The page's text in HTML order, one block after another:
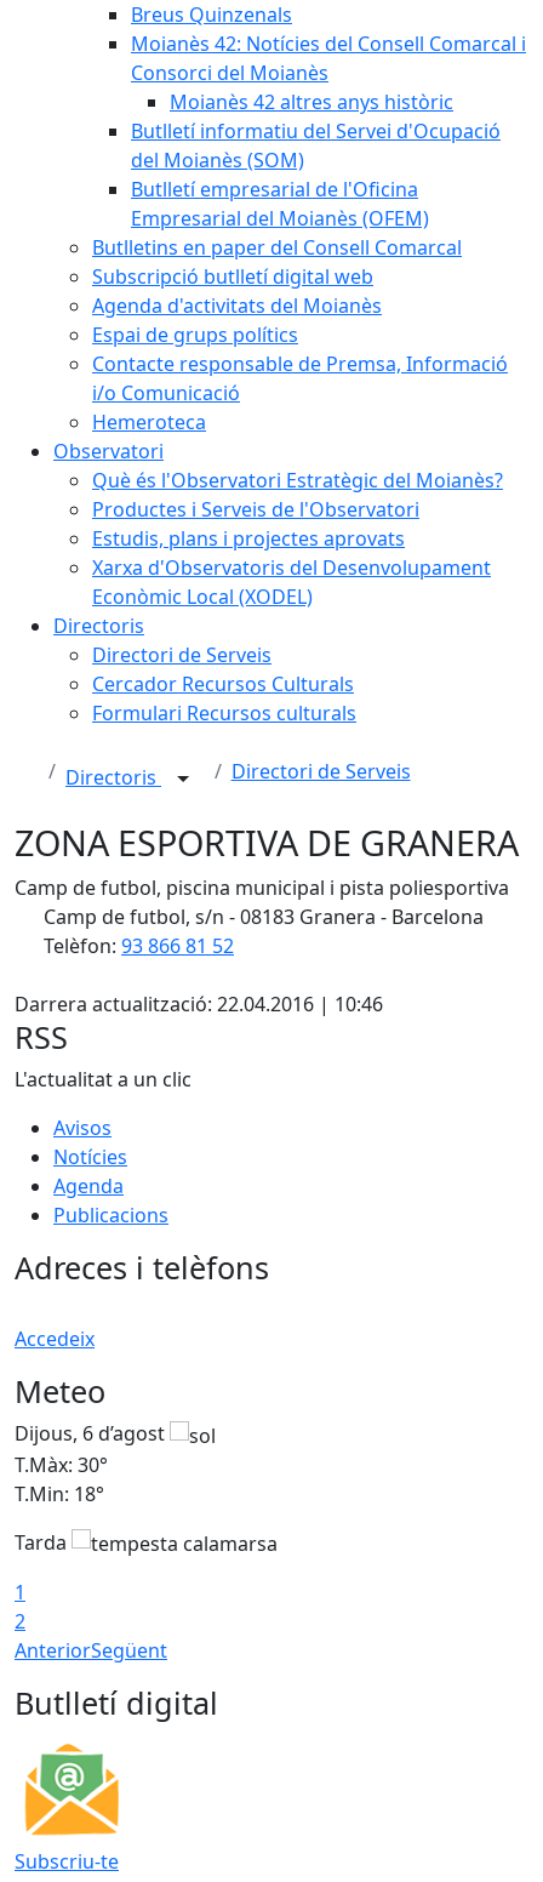
Breus Quinzenals
Moianès 42: Notícies del Consell Comarcal i
Consorci del Moianès
Moianès 42 altres anys històric
Butlletí informatiu del Servei d'Ocupació
del Moianès (SOM)
Butlletí empresarial de l'Oficina
Empresarial del Moianès (OFEM)
Butlletins en paper del Consell Comarcal
Subscripció butlletí digital web
Agenda d'activitats del Moianès
Espai de grups polítics
Contacte responsable de Premsa, Informació
i/o Comunicació
Hemeroteca
Observatori
Què és l'Observatori Estratègic del Moianès?
Productes i Serveis de l'Observatori
Estudis, plans i projectes aprovats
Xarxa d'Observatoris del Desenvolupament
Econòmic Local (XODEL)
Directoris
Directori de Serveis
Cercador Recursos Culturals
Formulari Recursos culturals
Directoris Directori de Serveis
ZONA ESPORTIVA DE GRANERA
Camp de futbol, piscina municipal i pista poliesportiva
Camp de futbol, s/n - 08183 Granera - Barcelona
Telèfon: 93 866 81 52
Darrera actualització: 22.04.2016 | 10:46
RSS
L'actualitat a un clic
Avisos
Notícies
Agenda
Publicacions
Adreces i telèfons
Accedeix
Meteo
Dijous, 6 d’agost
T.Màx: 30°
T.Min: 18°
Tarda
1
2
AnteriorSegüent
Butlletí digital
Subscriu-te